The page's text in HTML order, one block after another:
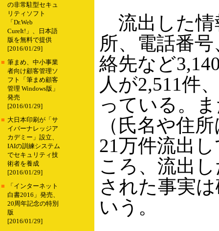
の非常駐型セキュ
リティソフト
「Dr.Web
CureIt!」、日本語
版を無料で提供
[2016/01/29]
■ 筆まめ、中小事業
者向け顧客管理ソ
フト「筆まめ顧客
管理 Windows版」
発売
[2016/01/29]
■ 大日本印刷が「サ
イバーナレッジア
カデミー」設立、
IAIの訓練システム
でセキュリティ技
術者を養成
[2016/01/29]
■
「インターネット
白書2016」発売、
20周年記念の特別
版
[2016/01/29]
流出した情
所、電話番
絡先など
人が2,511件
っている。
（氏名や住
21万件流出
ころ、流出
された事実
いう。